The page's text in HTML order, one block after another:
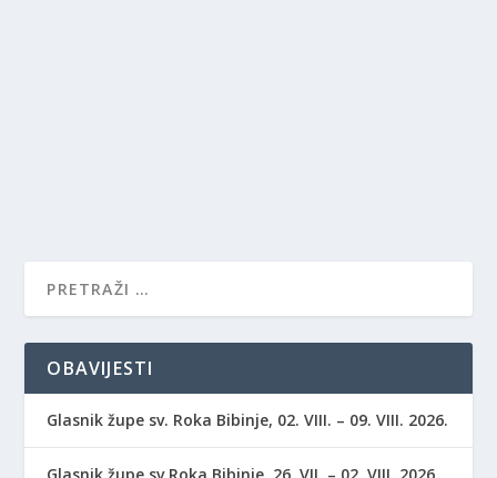
OBAVIJESTI
Glasnik župe sv. Roka Bibinje, 02. VIII. – 09. VIII. 2026.